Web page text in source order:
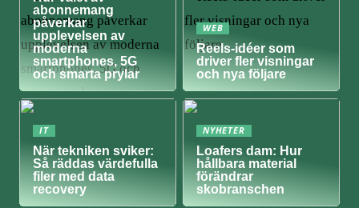
abonnemang
påverkar
upplevelsen av
moderna
smartphones, 5G
och smarta prylar
WEB
Reels-idéer som
driver fler visningar
och nya följare
IT
När tekniken sviker:
Så räddas värdefulla
filer med data
recovery
NYHETER
Loafers dam: Hur
hållbara material
förändrar
skobranschen